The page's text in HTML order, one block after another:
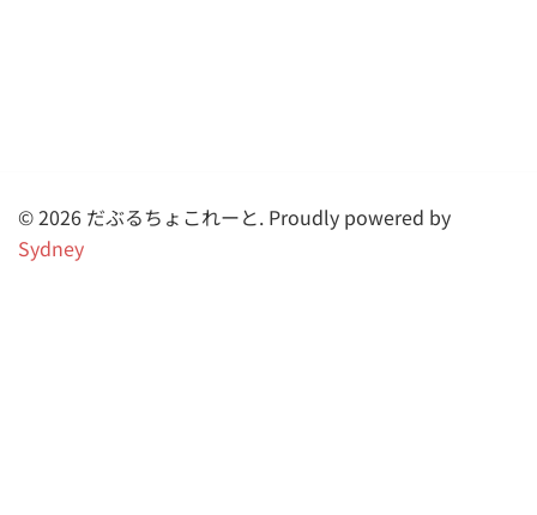
© 2026 だぶるちょこれーと. Proudly powered by
Sydney